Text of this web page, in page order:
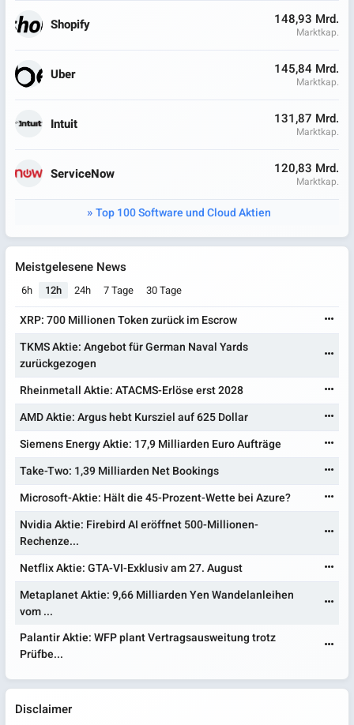
Shopify 148,93 Mrd.
Marktkap.
Uber 145,84 Mrd.
Marktkap.
Intuit 131,87 Mrd.
Marktkap.
ServiceNow 120,83 Mrd.
Marktkap.
Top 100 Software und Cloud Aktien
Meistgelesene News
6h 12h 24h 7 Tage 30 Tage
XRP: 700 Millionen Token zurück im Escrow
TKMS Aktie: Angebot für German Naval Yards
zurückgezogen
Rheinmetall Aktie: ATACMS-Erlöse erst 2028
AMD Aktie: Argus hebt Kursziel auf 625 Dollar
Siemens Energy Aktie: 17,9 Milliarden Euro Aufträge
Take-Two: 1,39 Milliarden Net Bookings
Microsoft-Aktie: Hält die 45-Prozent-Wette bei Azure?
Nvidia Aktie: Firebird AI eröffnet 500-Millionen-
Rechenze...
Netflix Aktie: GTA-VI-Exklusiv am 27. August
Metaplanet Aktie: 9,66 Milliarden Yen Wandelanleihen
vom ...
Palantir Aktie: WFP plant Vertragsausweitung trotz
Prüfbe...
Disclaimer